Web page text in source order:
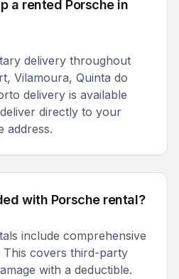
a rented Porsche in
delivery throughout
Vilamoura, Quinta do
delivery is available
directly to your
address.
with Porsche rental?
include comprehensive
This covers third-party
with a deductible.